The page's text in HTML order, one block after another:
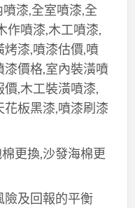
漆,全室噴漆,全
作噴漆,木工噴漆,
漆,噴漆估價,噴
漆價格,室內裝潢噴
,木工裝潢噴漆,
花板黑漆,噴漆刷漆
更換,沙發海棉更
險及回報的平衡